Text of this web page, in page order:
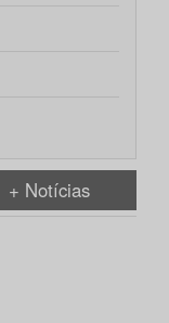
+ Notícias